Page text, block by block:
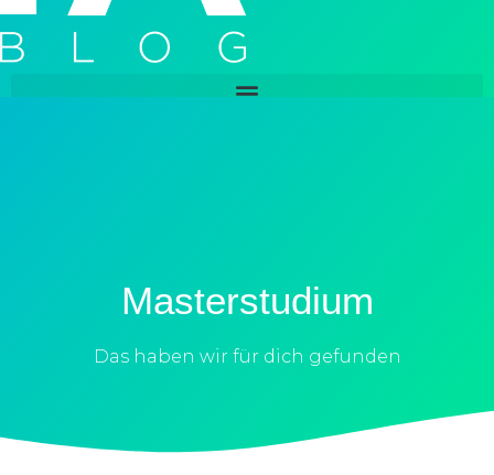
Masterstudium
Das haben wir für dich gefunden